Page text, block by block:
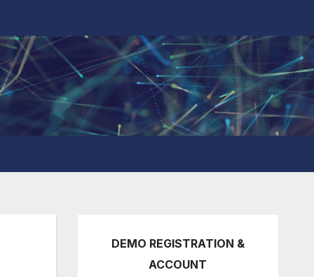
DEMO REGISTRATION &
ACCOUNT